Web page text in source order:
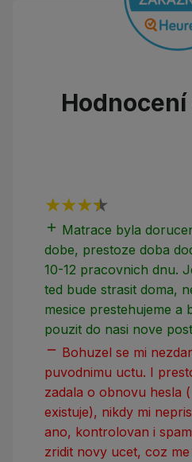
add Matrace byla
dobe, prestoze doba
10-12 pracovnich dnu.
ted bude strasit doma,
mesice prestehujeme a
pouzit do nasi nove
remove Bohuzel se mi
puvodnimu uctu. I
zadala o obnovu hesla
existuje), nikdy mi
ano, kontrolovan i
zridit novy ucet, coz me